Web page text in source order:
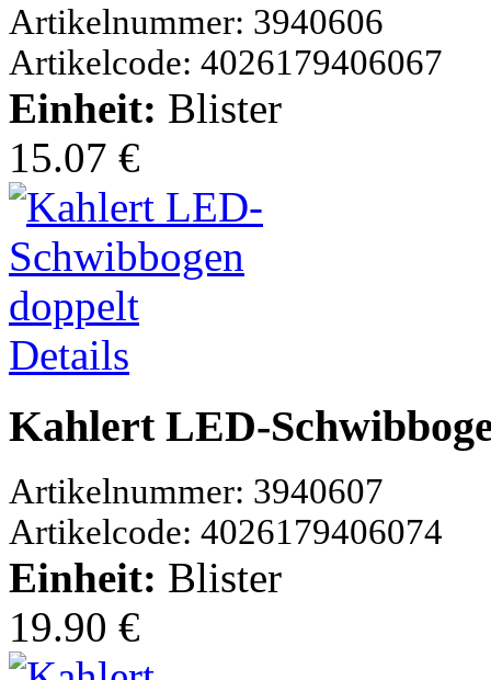
Artikelnummer: 3940606
Artikelcode: 4026179406067
Einheit: Blister
15.07 €
Details
Kahlert LED-
Artikelnummer: 3940607
Artikelcode: 4026179406074
Einheit: Blister
19.90 €